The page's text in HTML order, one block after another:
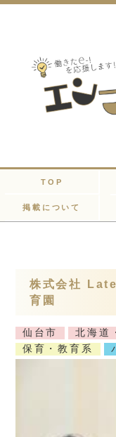
TOP
掲載について
株式会社
育園
仙台市 北海道
保育・教育系